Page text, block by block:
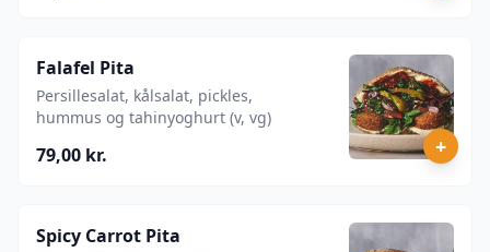
Falafel Pita
Persillesalat, kålsalat, pickles,
hummus og tahinyoghurt (v, vg)
79,00 kr. +
Spicy Carrot Pita